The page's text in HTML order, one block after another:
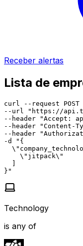
Receber alertas
Lista de
curl --request POST
--url "https://
--header "Accept:
--header "Content-
--header
-d "{
    \"jitpack\"
  ]
}"
Technology
is any of